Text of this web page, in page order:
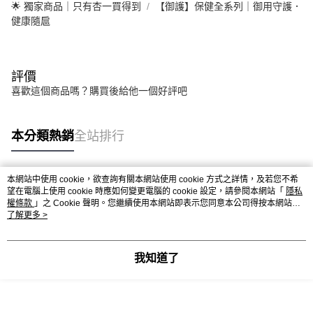
🌟 獨家商品｜只有杏一買得到
【御護】保健全系列｜御用守護．
健康隨扈
評價
喜歡這個商品嗎？購買後給他一個好評吧
本分類熱銷全站排行
熱門標籤
本網站中使用 cookie，欲查詢有關本網站使用 cookie 方式之詳情，及若您不希
望在電腦上使用 cookie 時應如何變更電腦的 cookie 設定，請參閱本網站「 隱私
權條款 」之 Cookie 聲明。您繼續使用本網站即表示您同意本公司得按本網站使
用條款之 Cookie 聲明使用 cookie。
了解更多 >
我知道了